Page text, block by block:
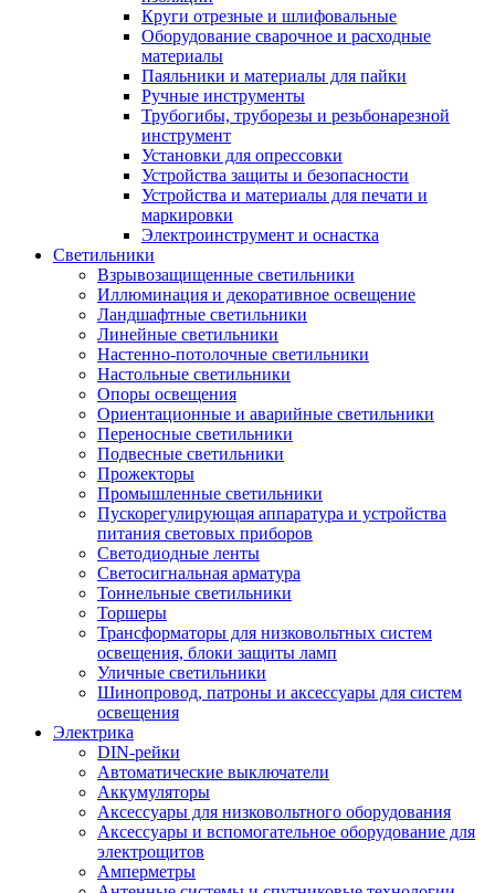
Круги отрезные и шлифовальные
Оборудование сварочное и расходные
материалы
Паяльники и материалы для пайки
Ручные инструменты
Трубогибы, труборезы и резьбонарезной
инструмент
Установки для опрессовки
Устройства защиты и безопасности
Устройства и материалы для печати и
маркировки
Электроинструмент и оснастка
Светильники
Взрывозащищенные светильники
Иллюминация и декоративное освещение
Ландшафтные светильники
Линейные светильники
Настенно-потолочные светильники
Настольные светильники
Опоры освещения
Ориентационные и аварийные светильники
Переносные светильники
Подвесные светильники
Прожекторы
Промышленные светильники
Пускорегулирующая аппаратура и устройства
питания световых приборов
Светодиодные ленты
Светосигнальная арматура
Тоннельные светильники
Торшеры
Трансформаторы для низковольтных систем
освещения, блоки защиты ламп
Уличные светильники
Шинопровод, патроны и аксессуары для систем
освещения
Электрика
DIN-рейки
Автоматические выключатели
Аккумуляторы
Аксессуары для низковольтного оборудования
Аксессуары и вспомогательное оборудование для
электрощитов
Амперметры